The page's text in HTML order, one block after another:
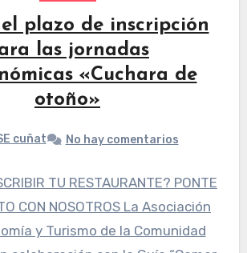
plazo de inscripción
las jornadas
«Cuchara de
otoño»
cuñat No hay comentarios
TU RESTAURANTE? PONTE
CON NOSOTROS La Asociación
y Turismo de la Comunidad